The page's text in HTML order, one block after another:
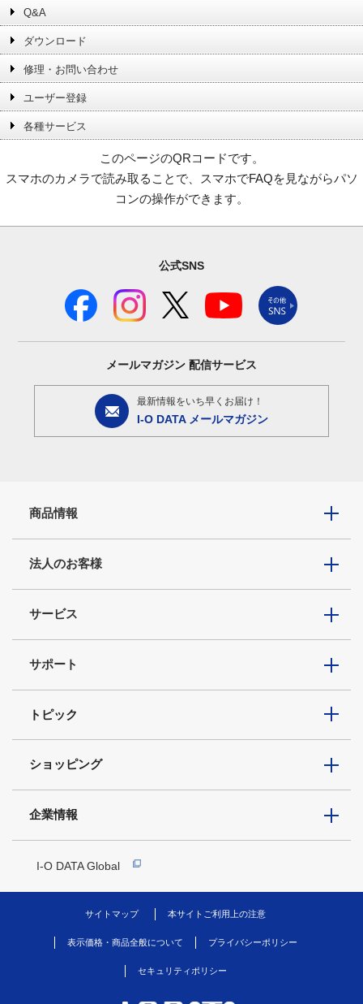
Q&A
ダウンロード
修理・お問い合わせ
ユーザー登録
各種サービス
このページのQRコードです。
スマホのカメラで読み取ることで、スマホでFAQを見ながらパソ
コンの操作ができます。
公式SNS
メールマガジン 配信サービス
最新情報をいち早くお届け！
I-O DATA メールマガジン
商品情報
法人のお客様
サービス
サポート
トピック
ショッピング
企業情報
I-O DATA Global
サイトマップ 本サイトご利用上の注意
表示価格・商品全般について プライバシーポリシー
セキュリティポリシー